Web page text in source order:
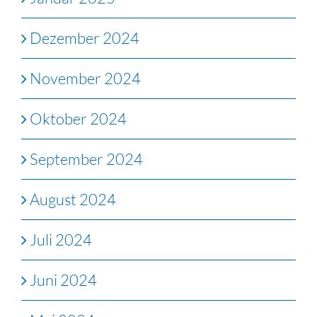
Dezember 2024
November 2024
Oktober 2024
September 2024
August 2024
Juli 2024
Juni 2024